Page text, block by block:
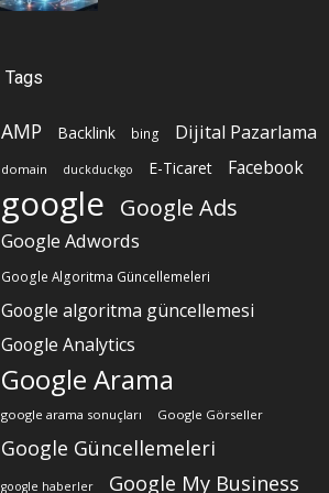
Tags
AMP Backlink bing Dijital Pazarlama
domain duckduckgo E-Ticaret Facebook
google Google Ads
Google Adwords
Google Algoritma Güncellemeleri
Google algoritma güncellemesi
Google Analytics
Google Arama
google arama sonuçları Google Görseller
Google Güncellemeleri
google haberler Google My Business